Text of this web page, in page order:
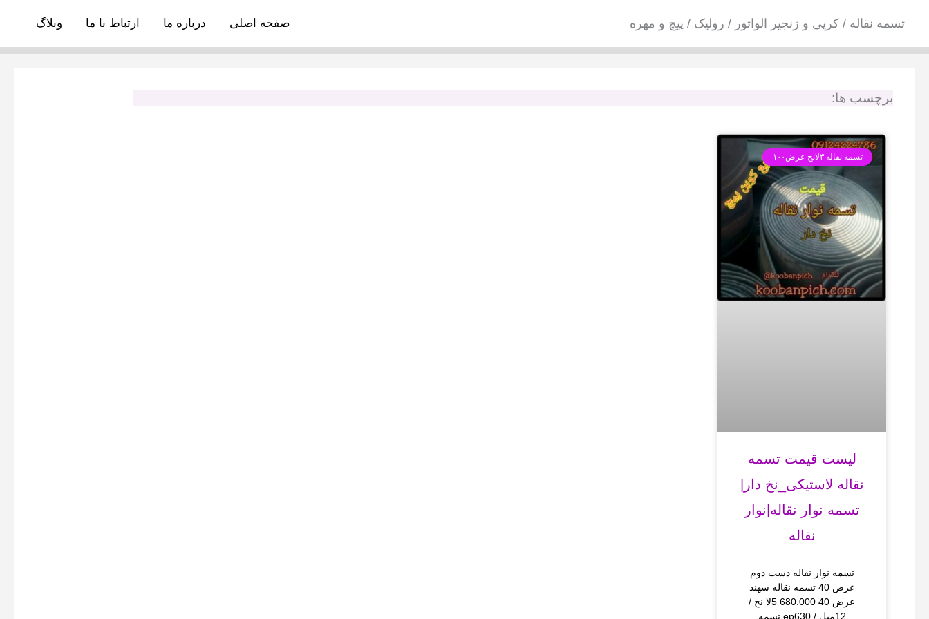
تسمه نقاله / کرپی و زنجیر الواتور / رولیک / پیچ و مهره صفحه اصلی درباره ما ارتباط با ما وبلاگ
برچسب ها:
تسمه نقاله ۳لانخ عرض۱۰۰
لیست قیمت تسمه
نقاله لاستیکی_نخ دار|
تسمه نوار نقاله|نوار
نقاله
تسمه نوار نقاله دست دوم
عرض 40 تسمه نقاله سهند
عرض 40 680.000 5لا نخ /
12میل / ep630 تسمه